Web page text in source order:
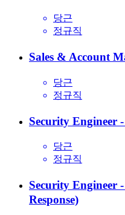
당근
정규직
Sales & Account
당근
정규직
Security Engineer
당근
정규직
Security Engineer
Response)